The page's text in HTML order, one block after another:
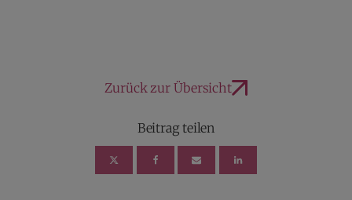
Zurück zur Übersicht
Beitrag teilen